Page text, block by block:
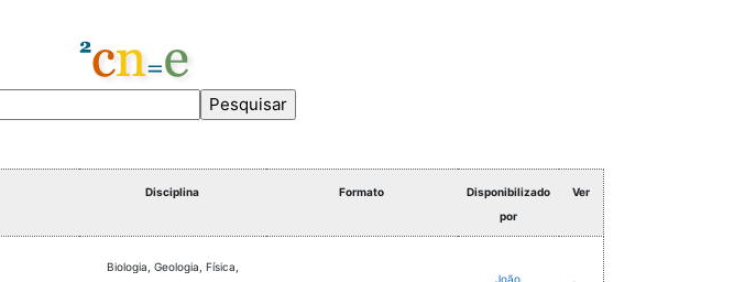
Disciplina Formato
Disponibilizado
por
Ver
Biologia, Geologia, Física,
João